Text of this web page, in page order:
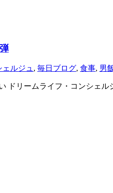
ェルジュ, 毎日ブログ, 食事, 男
ドリームライフ・コンシェ